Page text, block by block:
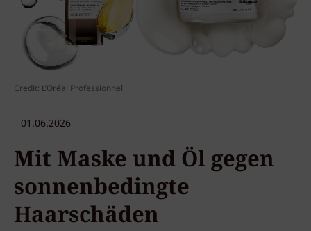
Credit: L’Oréal Professionnel
01.06.2026
Mit Maske und Öl gegen
sonnenbedingte
Haarschäden